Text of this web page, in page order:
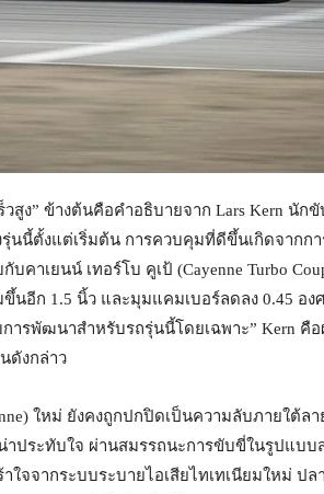
สูง” ข้างต้นคือคำอธิบายจาก Lars Kern นัก
นนี้ตั้งแต่เริ่มต้น การควบคุมที่ดีขึ้นเกิดจากก
คาเยนน์ เทอร์โบ คูเป้ (Cayenne Turbo
นอีก 1.5 นิ้ว และมุมแคมเบอร์ลดลง 0.45 อง
รพัฒนาสำหรับรถรุ่นนี้โดยเฉพาะ” Kern คือ
ดังกล่าว
ใหม่ ยังคงถูกปกปิดเป็นความลับภายใต้ลา
าประทับใจ ผ่านสมรรถนะการขับขี่ในรูปแบ
ใจจากระบบระบายไอเสียไทเทเนียมใหม่ ป